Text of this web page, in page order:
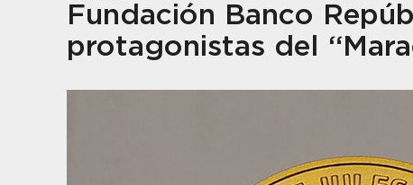
Fundación Banco
protagonistas del